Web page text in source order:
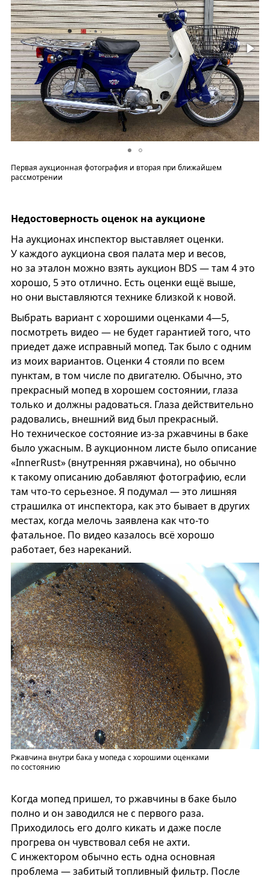
Первая аукционная фотография и вторая при ближайшем
рассмотрении
Недостоверность оценок на аукционе
На аукционах инспектор выставляет оценки.
У каждого аукциона своя палата мер и весов,
но за эталон можно взять аукцион BDS — там 4 это
хорошо, 5 это отлично. Есть оценки ещё выше,
но они выставляются технике близкой к новой.
Выбрать вариант с хорошими оценками 4—5,
посмотреть видео — не будет гарантией того, что
приедет даже исправный мопед. Так было с одним
из моих вариантов. Оценки 4 стояли по всем
пунктам, в том числе по двигателю. Обычно, это
прекрасный мопед в хорошем состоянии, глаза
только и должны радоваться. Глаза действительно
радовались, внешний вид был прекрасный.
Но техническое состояние из-за ржавчины в баке
было ужасным. В аукционном листе было описание
«InnerRust» (внутренняя ржавчина), но обычно
к такому описанию добавляют фотографию, если
там что-то серьезное. Я подумал — это лишняя
страшилка от инспектора, как это бывает в других
местах, когда мелочь заявлена как что-то
фатальное. По видео казалось всё хорошо
работает, без нареканий.
Ржавчина внутри бака у мопеда с хорошими оценками
по состоянию
Когда мопед пришел, то ржавчины в баке было
полно и он заводился не с первого раза.
Приходилось его долго кикать и даже после
прогрева он чувствовал себя не ахти.
С инжектором обычно есть одна основная
проблема — забитый топливный фильтр. После